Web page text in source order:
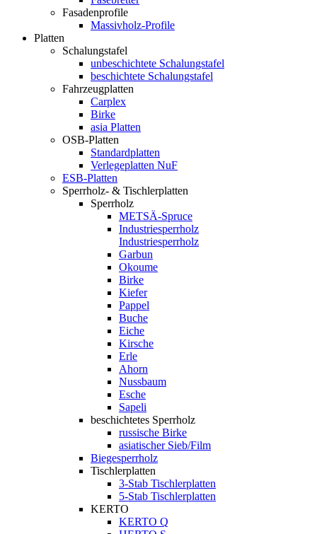
Fasadenprofile
Massivholz-Profile
Platten
Schalungstafel
unbeschichtete Schalungstafel
beschichtete Schalungstafel
Fahrzeugplatten
Carplex
Birke
asia Platten
OSB-Platten
Standardplatten
Verlegeplatten NuF
ESB-Platten
Sperrholz- & Tischlerplatten
Sperrholz
METSÄ-Spruce
Industriesperrholz
Industriesperrholz
Garbun
Okoume
Birke
Kiefer
Pappel
Buche
Eiche
Kirsche
Erle
Ahorn
Nussbaum
Esche
Sapeli
beschichtetes Sperrholz
russische Birke
asiatischer Sieb/Film
Biegesperrholz
Tischlerplatten
3-Stab Tischlerplatten
5-Stab Tischlerplatten
KERTO
KERTO Q